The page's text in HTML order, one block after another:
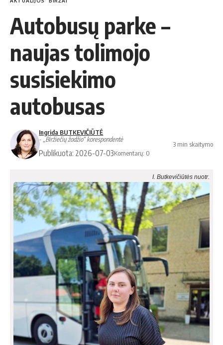
Autobusų parke –
naujas tolimojo
susisiekimo
autobusas
Ingrida BUTKEVIČIŪTĖ
- „Biržiečių žodžio“ korespondentė
Publikuota: 2026-07-03Komentarų: 0
3 min skaitymo
I. Butkevičiūtės nuotr.